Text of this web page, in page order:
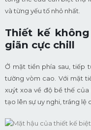
và từng yếu tố nhỏ nhất.
Thiết kế
giãn cực chill
Ở mặt tiền phía sau, tiếp
tường vòm cao. Với mặt
xuýt xoa về độ bề thế
tạo lên sự uy nghi, tráng lệ